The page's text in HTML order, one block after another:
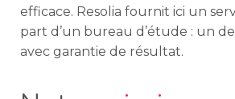
efficace. Resolia fournit ici un
part d’un bureau d’étude : un
avec garantie de résultat.